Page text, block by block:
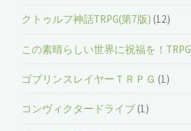
クトゥルフ神話TRPG(第7版) (12)
この素晴らしい世界に祝福を！TRPG
ゴブリンスレイヤーＴＲＰＧ (1)
コンヴィクタードライブ(1)